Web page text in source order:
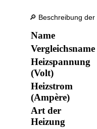
🔎 Beschreibung der
Name
Vergleichsname
Heizspannung
(Volt)
Heizstrom
(Ampère)
Art der
Heizung